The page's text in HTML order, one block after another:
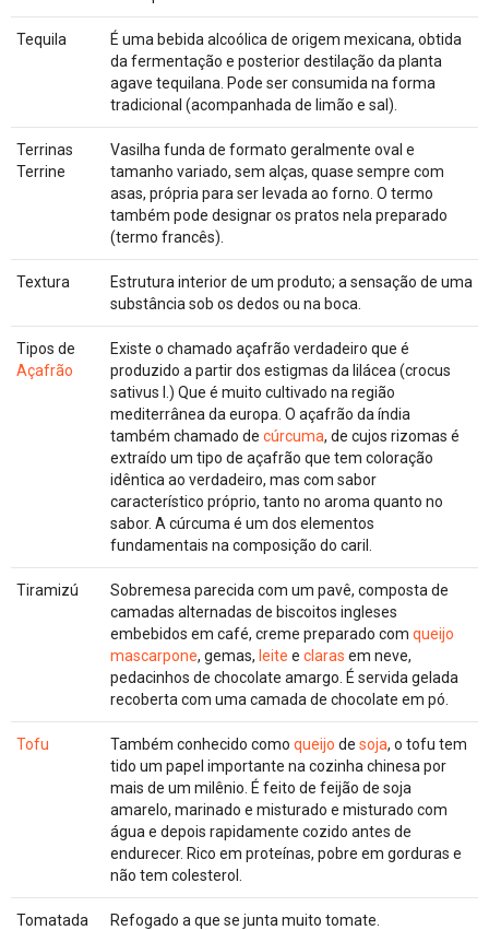
Tequila
É uma bebida alcoólica de origem mexicana, obtida
da fermentação e posterior destilação da planta
agave tequilana. Pode ser consumida na forma
tradicional (acompanhada de limão e sal).
Terrinas
Terrine
Vasilha funda de formato geralmente oval e
tamanho variado, sem alças, quase sempre com
asas, própria para ser levada ao forno. O termo
também pode designar os pratos nela preparado
(termo francês).
Textura
Estrutura interior de um produto; a sensação de uma
substância sob os dedos ou na boca.
Tipos de
Açafrão
Existe o chamado açafrão verdadeiro que é
produzido a partir dos estigmas da lilácea (crocus
sativus l.) Que é muito cultivado na região
mediterrânea da europa. O açafrão da índia
também chamado de cúrcuma, de cujos rizomas é
extraído um tipo de açafrão que tem coloração
idêntica ao verdadeiro, mas com sabor
característico próprio, tanto no aroma quanto no
sabor. A cúrcuma é um dos elementos
fundamentais na composição do caril.
Tiramizú
Sobremesa parecida com um pavê, composta de
camadas alternadas de biscoitos ingleses
embebidos em café, creme preparado com queijo
mascarpone, gemas, leite e claras em neve,
pedacinhos de chocolate amargo. É servida gelada
recoberta com uma camada de chocolate em pó.
Tofu Também conhecido como queijo de soja, o tofu tem
tido um papel importante na cozinha chinesa por
mais de um milênio. É feito de feijão de soja
amarelo, marinado e misturado e misturado com
água e depois rapidamente cozido antes de
endurecer. Rico em proteínas, pobre em gorduras e
não tem colesterol.
Tomatada Refogado a que se junta muito tomate.